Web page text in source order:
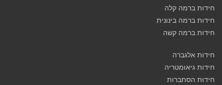
חידות ברמה קלה
חידות ברמה בינונית
חידות ברמה קשה
חידות אלגברה
חידות גיאומטריה
חידות הסתברות